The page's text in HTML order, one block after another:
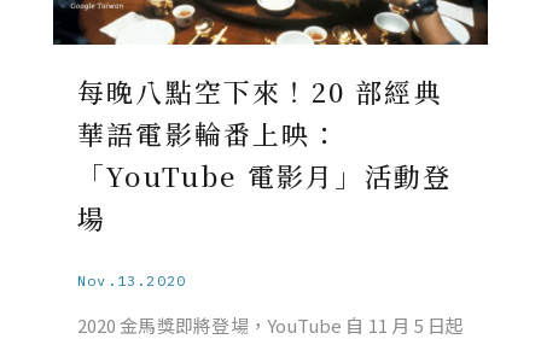
每晚八點空下來！20 部經典
華語電影輪番上映：
「YouTube 電影月」活動登
場
Nov.13.2020
2020 金馬獎即將登場，YouTube 自 11 月 5 日起